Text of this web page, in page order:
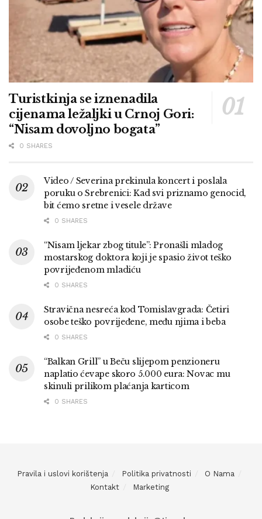
Turistkinja se iznenadila
cijenama ležaljki u Crnoj Gori:
“Nisam dovoljno bogata”
0 SHARES
Video / Severina prekinula koncert i poslala
poruku o Srebrenici: Kad svi priznamo genocid,
bit ćemo sretne i vesele države
0 SHARES
“Nisam ljekar zbog titule”: Pronašli mladog
mostarskog doktora koji je spasio život teško
povrijeđenom mladiću
0 SHARES
Stravična nesreća kod Tomislavgrada: Četiri
osobe teško povrijeđene, među njima i beba
0 SHARES
“Balkan Grill” u Beču slijepom penzioneru
naplatio ćevape skoro 5.000 eura: Novac mu
skinuli prilikom plaćanja karticom
0 SHARES
Pravila i uslovi korištenja Politika privatnosti
O Nama
Kontakt
Marketing